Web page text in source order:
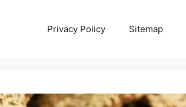
Privacy Policy Sitemap